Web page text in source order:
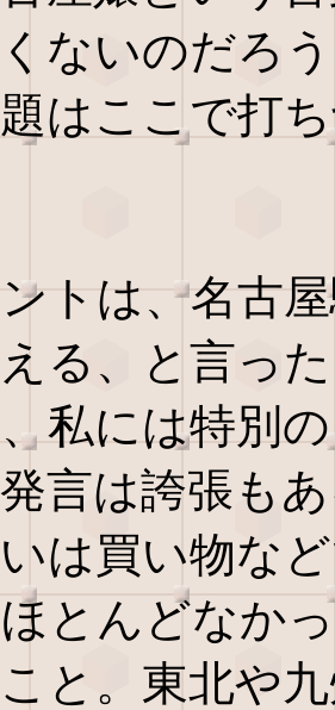
ないのだろ
はここで打
トは、名古
る、と言っ
私には特別
言は誇張も
は買い物な
とんどなか
と。東北や